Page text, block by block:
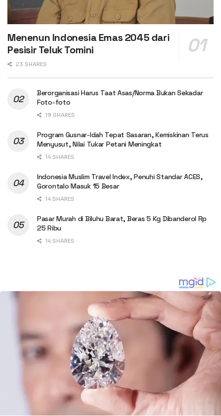
Menenun Indonesia Emas 2045 dari
Pesisir Teluk Tomini
23 SHARES
Berorganisasi Harus Taat Asas/Norma Bukan Sekadar
Foto-foto
19 SHARES
Program Gusnar-Idah Tepat Sasaran, Kemiskinan Terus
Menyusut, Nilai Tukar Petani Meningkat
14 SHARES
Indonesia Muslim Travel Index, Penuhi Standar ACES,
Gorontalo Masuk 15 Besar
14 SHARES
Pasar Murah di Biluhu Barat, Beras 5 Kg Dibanderol Rp
25 Ribu
14 SHARES